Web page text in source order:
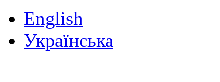
English
Українська